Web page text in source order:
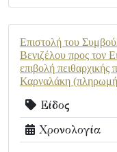
Επιστολή του
Βενιζέλου προς τον
επιβολή
Καρναλάκη
Είδος
Χρονολογία